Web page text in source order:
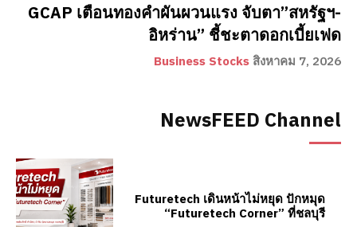
GCAP เตือนทองคำผันผวนแรง จับตา”สหรัฐฯ-
อิหร่าน” ชี้ชะตาดอกเบี้ยเฟด
Business Stocks สิงหาคม 7, 2026
NewsFEED Channel
Futuretech เดินหน้าไม่หยุด ปักหมุด
“Futuretech Corner” ที่ชลบุรี